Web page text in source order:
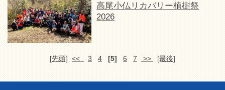
高尾小仏リカバリー植樹祭
2026
[先頭] << 3 4 [5] 6 7 >> [最後]